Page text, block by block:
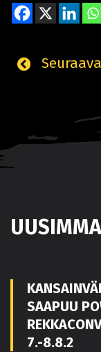
Seuraava
SAAPUU
7.-8.8.2